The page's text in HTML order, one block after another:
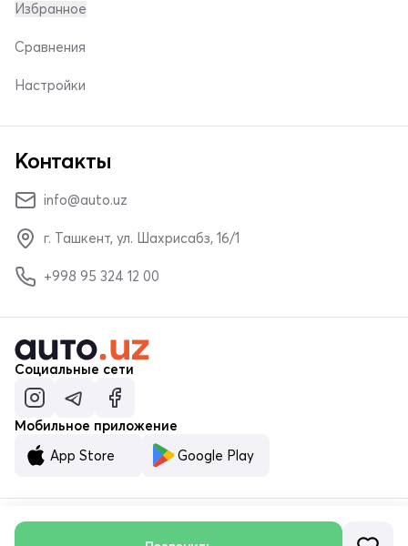
Избранное
Сравнения
Настройки
Контакты
info@auto.uz
г. Ташкент, ул. Шахрисабз, 16/1
+998 95 324 12 00
Социальные сети
Мобильное приложение
App Store
Google Play